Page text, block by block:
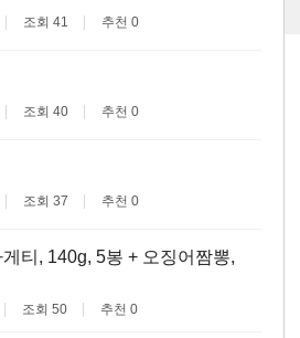
조회 41 추천 0
조회 40 추천 0
조회 37 추천 0
티, 140g, 5봉 + 오징어짬뽕,
조회 50 추천 0